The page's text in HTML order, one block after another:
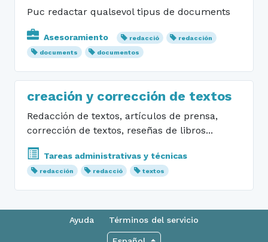
Puc redactar qualsevol tipus de documents
Asesoramiento redacció
redacción
documents
documentos
creación y corrección de textos
Redacción de textos, artículos de prensa,
corrección de textos, reseñas de libros...
Tareas administrativas y técnicas
redacción redacció textos
Ayuda Términos del servicio